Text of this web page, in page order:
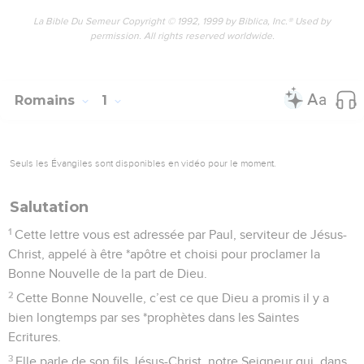
La Bible Du Semeur Copyright © 1992, 1999 by Biblica, Inc.® Used by
permission. All rights reserved worldwide.
Romains 1
Seuls les Évangiles sont disponibles en vidéo pour le moment.
Salutation
1 Cette lettre vous est adressée par Paul, serviteur de Jésus-
Christ, appelé à être *apôtre et choisi pour proclamer la
Bonne Nouvelle de la part de Dieu.
2 Cette Bonne Nouvelle, c’est ce que Dieu a promis il y a
bien longtemps par ses *prophètes dans les Saintes
Ecritures.
3 Elle parle de son fils Jésus-Christ, notre Seigneur qui, dans